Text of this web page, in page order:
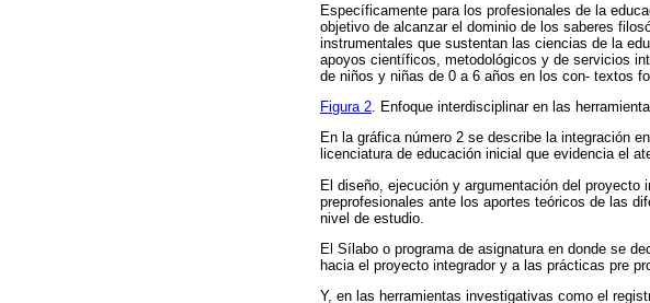
Específicamente para los profesionales de la
objetivo de alcanzar el dominio de los saberes
instrumentales que sustentan las ciencias de la
apoyos científicos, metodológicos y de servicios
de niños y niñas de 0 a 6 años en los con- textos
Figura 2. Enfoque interdisciplinar en las
En la gráfica número 2 se describe la integración
licenciatura de educación inicial que evidencia el
El diseño, ejecución y argumentación del proyecto
preprofesionales ante los aportes teóricos de las
nivel de estudio.
El Sílabo o programa de asignatura en donde se
hacia el proyecto integrador y a las prácticas pre
Y, en las herramientas investigativas como el